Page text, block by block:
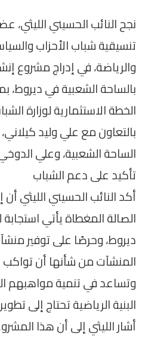
نجح النائب الحسيني
تنسيقية شباب الأحزاب
والرياضة، في إدراج مشروع
بالساحة الشعبية في
الخطة الاستثمارية لوزارة
بالتعاون مع علي وليد
الساحة الشعبية، وعلي
تأكيد على دعم الشباب
أكد النائب الحسيني الليثي
الصالة المغطاة يأتي
ديروط، وحرصًا على توفير
المنشآت من شأنها أن
وتساعد في تنمية مواهبهم
البنية الرياضية تحتاج إلى تطوير
أشار الليثي إلى أن هذا